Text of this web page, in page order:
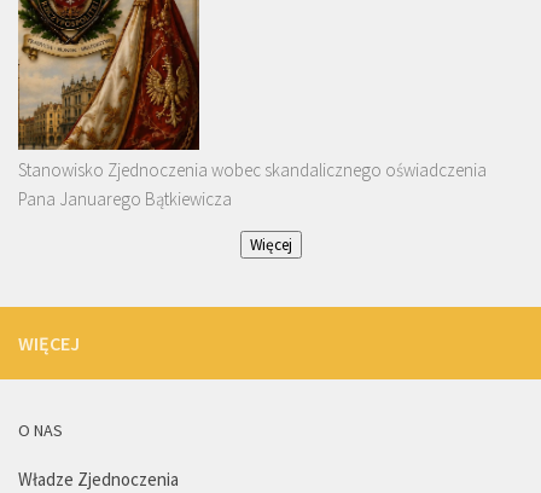
Stanowisko Zjednoczenia wobec skandalicznego oświadczenia
Pana Januarego Bątkiewicza
Więcej
WIĘCEJ
O NAS
Władze Zjednoczenia